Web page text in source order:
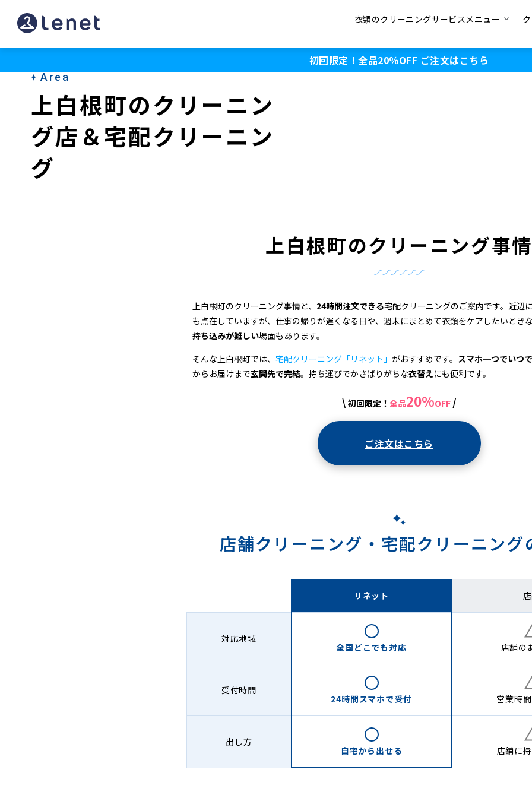
上
白
衣類のクリーニングサービスメニュー
初回限定！全品20％OFF ご注文はこちら
Area
上白根町のクリーニン
グ店＆宅配クリーニン
グ
上白根町のクリーニング事情
上白根町のクリーニング事情と、 24時間注文できる宅配クリーニングのご案内です。近辺
も点在していますが、仕事の帰りが遅くなる日や、週末にまとめて衣類をケアしたいとき
持ち込みが難しい場面もあります。
そんな上白根町では、 宅配クリーニング「リネット」 がおすすめです。 スマホ一つでいつ
からお届けまで玄関先で完結。持ち運びでかさばりがちな衣替えにも便利です。
\ 初回限定！ 全品20%OFF /
ご注文はこちら
店舗クリーニング・ 宅配クリーニング
リネット
対応地域
全国どこでも対応 店舗の
受付時間
24時間スマホで受付 営業時
出し方
自宅から 出せる 店舗に